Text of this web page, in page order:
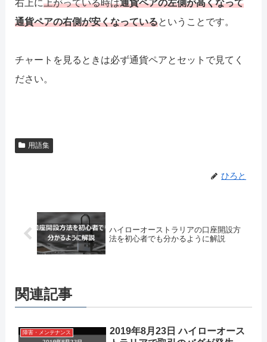
右上に上がっている時は通貨ペアの左側が高くなって
通貨ペアの右側が安くなっているということです。
チャートを見るときは必ず通貨ペアとセットで見てく
ださい。
用語集
ひろと
ハイローオーストラリアの口座開設方
法を初心者でも分かるように解説
関連記事
障害・メンテナンス
2019年8月23日 ハイローオース